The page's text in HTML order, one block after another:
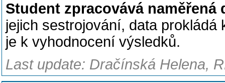
Student zpracovává
jejich sestrojování, data
je k vyhodnocení výsledků.
Last update: Dračínská Helena,